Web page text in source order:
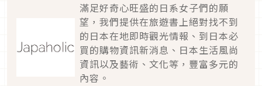
滿足好奇心旺盛的日系女子們的願
望，我們提供在旅遊書上絕對找不到
的日本在地即時觀光情報、到日本必
買的購物資訊新消息、日本生活風尚
資訊以及藝術、文化等，豐富多元的
內容。